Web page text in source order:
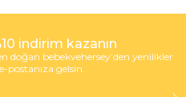
indirim kazanın
doğan bebekvehersey’den yenilikler
postanıza gelsin.